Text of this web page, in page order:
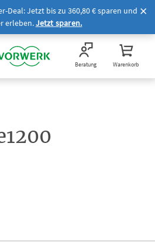
Deal: Jetzt bis zu 360,80 € sparen und
erleben.Jetzt sparen.
Beratung Warenkorb